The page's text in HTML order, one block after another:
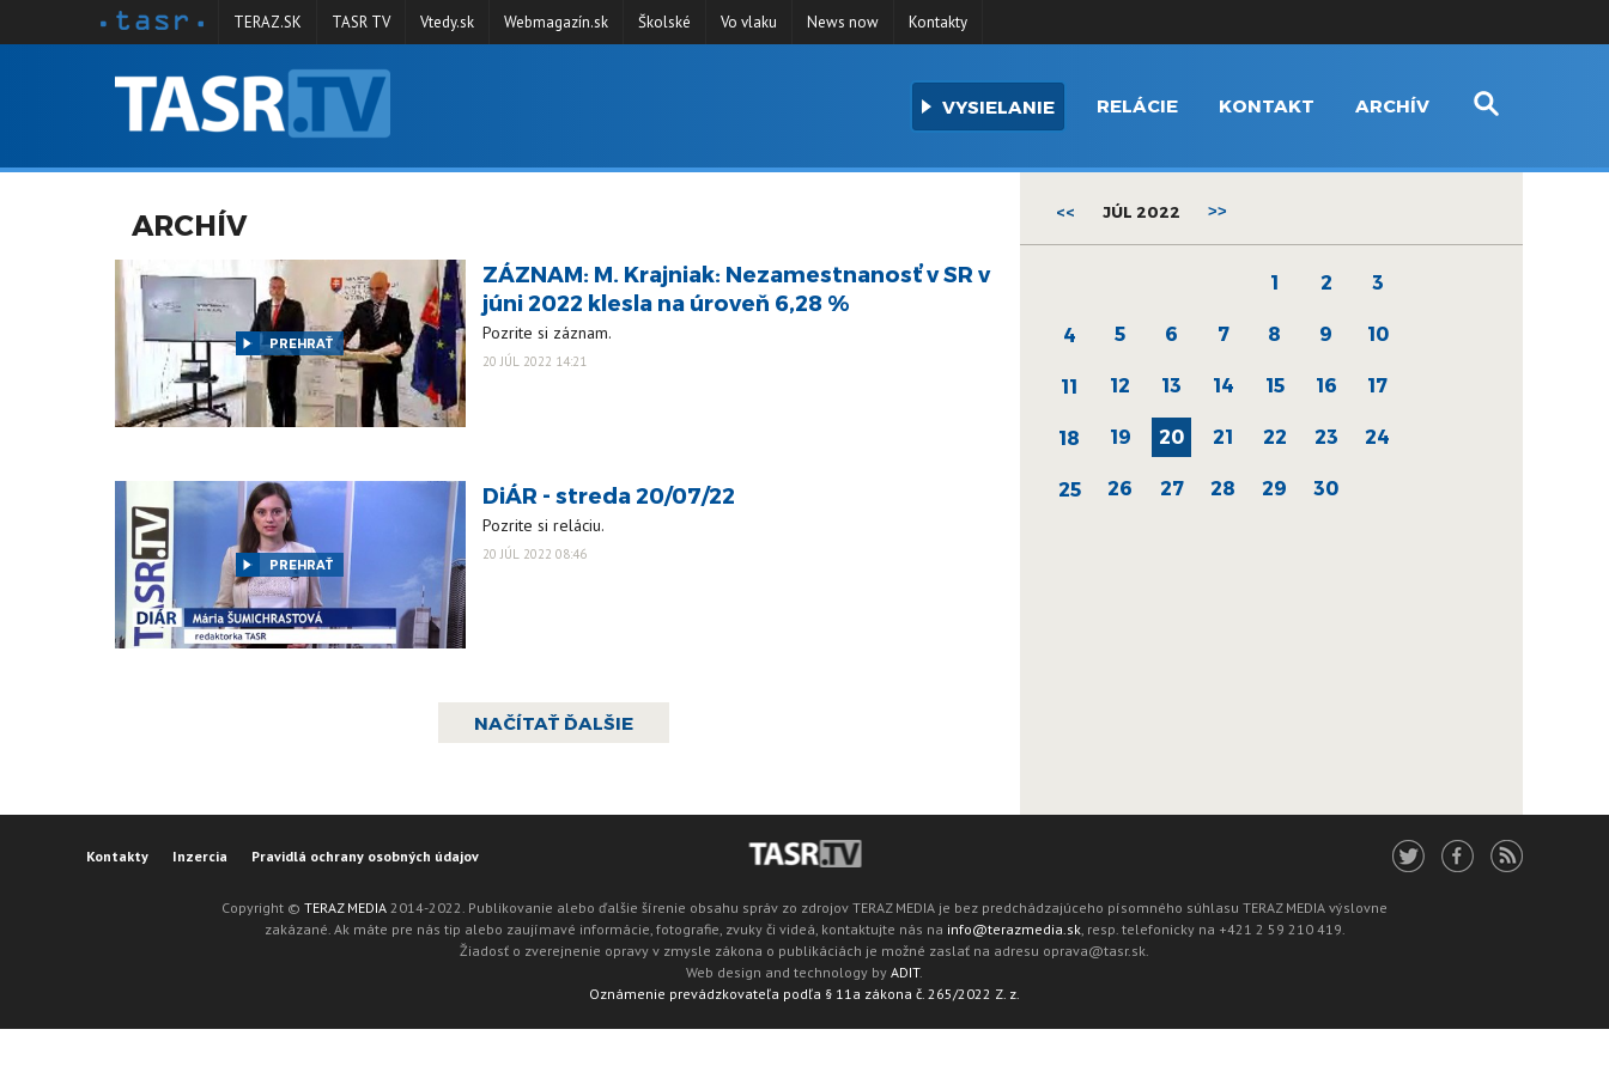
TERAZ.SK TASR TV Vtedy.sk Webmagazín.sk Školské Vo vlaku News now Kontakty
VYSIELANIE RELÁCIE KONTAKT ARCHÍV
ARCHÍV
PREHRAŤ
ZÁZNAM: M. Krajniak: Nezamestnanosť v SR v
júni 2022 klesla na úroveň 6,28 %
Pozrite si záznam.
20 JÚL 2022 14:21
PREHRAŤ
DiÁR - streda 20/07/22
Pozrite si reláciu.
20 JÚL 2022 08:46
NAČÍTAŤ ĎALŠIE
<< JÚL 2022 >>
1 2 3
4 5 6 7 8 9 10
11 12 13 14 15 16 17
18 19 20 21 22 23 24
25 26 27 28 29 30
Kontakty Inzercia Pravidlá ochrany osobných údajov
Copyright © TERAZ MEDIA 2014-2022. Publikovanie alebo ďalšie šírenie obsahu správ zo zdrojov TERAZ MEDIA je bez predchádzajúceho písomného súhlasu TERAZ MEDIA výslovne
zakázané. Ak máte pre nás tip alebo zaujímavé informácie, fotografie, zvuky či videá, kontaktujte nás na info@terazmedia.sk, resp. telefonicky na +421 2 59 210 419.
Žiadosť o zverejnenie opravy v zmysle zákona o publikáciách je možné zaslať na adresu oprava@tasr.sk.
Web design and technology by ADIT.
Oznámenie prevádzkovateľa podľa § 11a zákona č. 265/2022 Z. z.